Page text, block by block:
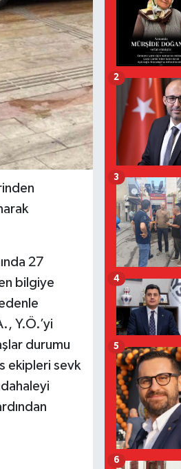
27
bilgiye
Y.Ö.’yi
durumu
ekipleri sevk
2
3
4
5
6